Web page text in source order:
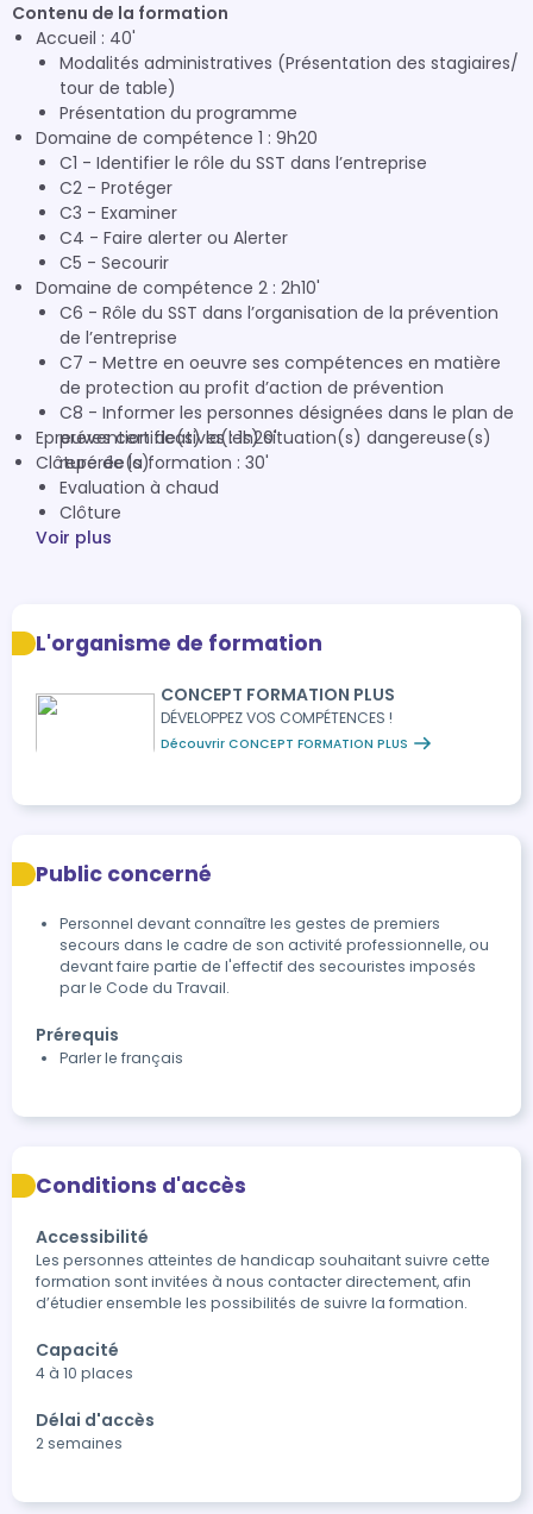
Contenu de la formation
Accueil : 40'
Modalités administratives (Présentation des stagiaires/
tour de table)
Présentation du programme
Domaine de compétence 1 : 9h20
C1 - Identifier le rôle du SST dans l’entreprise
C2 - Protéger
C3 - Examiner
C4 - Faire alerter ou Alerter
C5 - Secourir
Domaine de compétence 2 : 2h10'
C6 - Rôle du SST dans l’organisation de la prévention
de l’entreprise
C7 - Mettre en oeuvre ses compétences en matière
de protection au profit d’action de prévention
C8 - Informer les personnes désignées dans le plan de
prévention de(s) la(les) situation(s) dangereuse(s)
repérée(s)
Epreuves certificatives : 1h20'
Clôture de la formation : 30'
Evaluation à chaud
Clôture
Voir plus
L'organisme de formation
CONCEPT FORMATION PLUS
DÉVELOPPEZ VOS COMPÉTENCES !
Découvrir CONCEPT FORMATION PLUS
Public concerné
Personnel devant connaître les gestes de premiers
secours dans le cadre de son activité professionnelle, ou
devant faire partie de l'effectif des secouristes imposés
par le Code du Travail.
Prérequis
Parler le français
Conditions d'accès
Accessibilité
Les personnes atteintes de handicap souhaitant suivre cette
formation sont invitées à nous contacter directement, afin
d’étudier ensemble les possibilités de suivre la formation.
Capacité
4 à 10 places
Délai d'accès
2 semaines